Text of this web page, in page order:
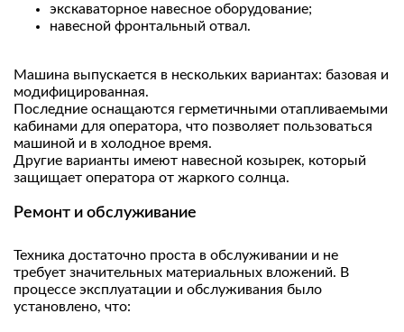
экскаваторное навесное оборудование;
навесной фронтальный отвал.
Машина выпускается в нескольких вариантах: базовая и
модифицированная.
Последние оснащаются герметичными отапливаемыми
кабинами для оператора, что позволяет пользоваться
машиной и в холодное время.
Другие варианты имеют навесной козырек, который
защищает оператора от жаркого солнца.
Ремонт и обслуживание
Техника достаточно проста в обслуживании и не
требует значительных материальных вложений. В
процессе эксплуатации и обслуживания было
установлено, что: